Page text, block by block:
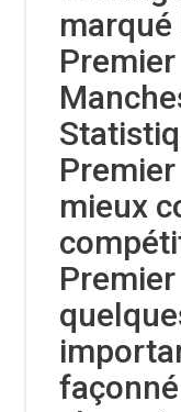
marqué
mieux